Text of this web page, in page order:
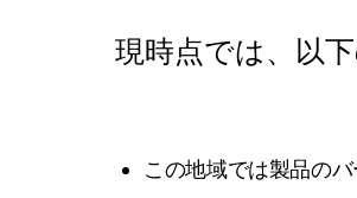
現時点では、以
この地域では製品の